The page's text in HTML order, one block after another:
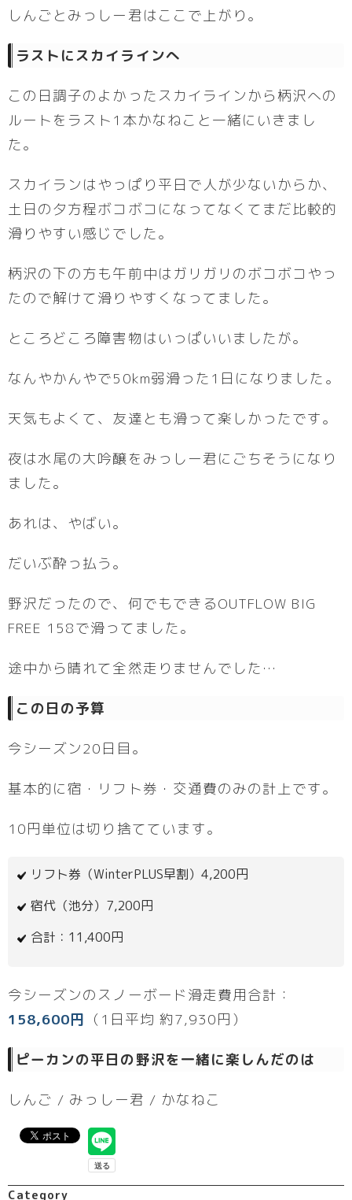
しんごとみっしー君はここで上がり。
ラストにスカイラインへ
この日調子のよかったスカイラインから柄沢への
ルートをラスト1本かなねこと一緒にいきまし
た。
スカイランはやっぱり平日で人が少ないからか、
土日の夕方程ボコボコになってなくてまだ比較的
滑りやすい感じでした。
柄沢の下の方も午前中はガリガリのボコボコやっ
たので解けて滑りやすくなってました。
ところどころ障害物はいっぱいいましたが。
なんやかんやで50km弱滑った1日になりました。
天気もよくて、友達とも滑って楽しかったです。
夜は水尾の大吟醸をみっしー君にごちそうになり
ました。
あれは、やばい。
だいぶ酔っ払う。
野沢だったので、何でもできるOUTFLOW BIG
FREE 158で滑ってました。
途中から晴れて全然走りませんでした…
この日の予算
今シーズン20日目。
基本的に宿・リフト券・交通費のみの計上です。
10円単位は切り捨てています。
リフト券（WinterPLUS早割）4,200円
宿代（池分）7,200円
合計：11,400円
今シーズンのスノーボード滑走費用合計：
158,600円 （1日平均 約7,930円）
ピーカンの平日の野沢を一緒に楽しんだのは
しんご / みっしー君 / かなねこ
Category